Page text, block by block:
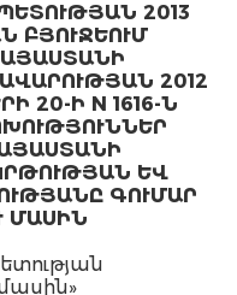
2013
ԲՅՈՒՋԵՈՒՄ
2012
20-Ի N 1616-Ն
ԵՎ
ԳՈՒՄԱՐ
ՄԱՍԻՆ